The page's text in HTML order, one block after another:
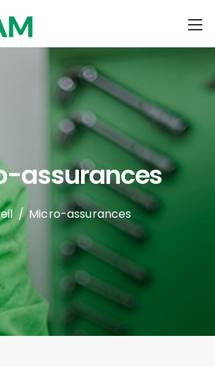
assurances
/ Micro-assurances